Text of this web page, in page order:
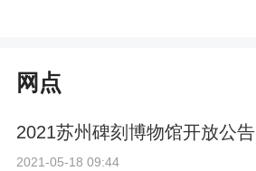
网点
2021苏州碑刻博物馆开放公告
2021-05-18 09:44